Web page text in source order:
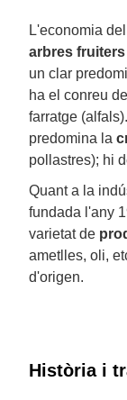
L'economia
arbres fruiters
un clar
ha el conreu
farratge
predomina la
pollastres); hi
Quant a la
fundada l'any
varietat de
ametlles, oli,
d'origen.
Història i